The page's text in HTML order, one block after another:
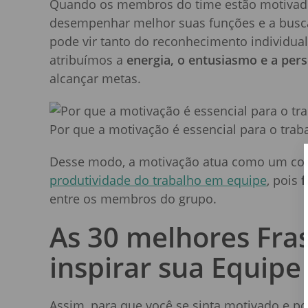
Quando os membros do time estão
desempenhar melhor suas funções e a
pode vir tanto do reconhecimento
atribuímos a energia, o entusiasmo e a
alcançar metas.
Por que a motivação é essencial para o
Desse modo, a motivação atua como um
produtividade do trabalho em equipe, pois
entre os membros do grupo.
As 30 melhores
inspirar sua Equipe